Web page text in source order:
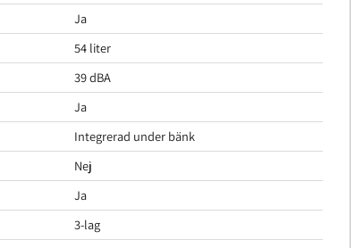
Ja
54 liter
39 dBA
Ja
Integrerad under bänk
Nej
Ja
3-lag